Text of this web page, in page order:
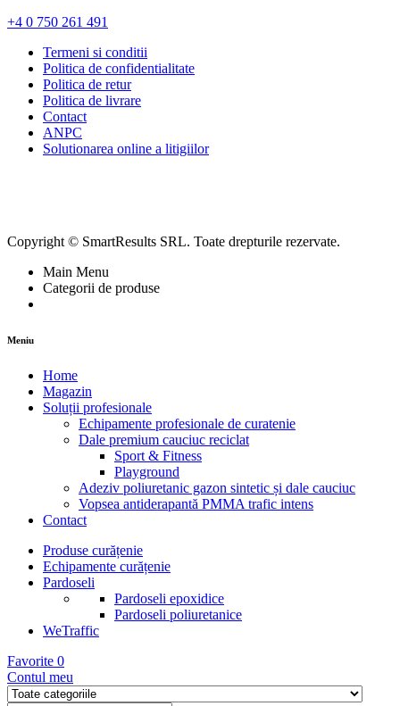
+4 0 750 261 491
Termeni si conditii
Politica de confidentialitate
Politica de retur
Politica de livrare
Contact
ANPC
Solutionarea online a litigiilor
Copyright © SmartResults SRL. Toate drepturile rezervate.
Main Menu
Categorii de produse
Meniu
Home
Magazin
Soluții profesionale
Echipamente profesionale de curatenie
Dale premium cauciuc reciclat
Sport & Fitness
Playground
Adeziv poliuretanic gazon sintetic și dale cauciuc
Vopsea antiderapantă PMMA trafic intens
Contact
Produse curățenie
Echipamente curățenie
Pardoseli
Pardoseli epoxidice
Pardoseli poliuretanice
WeTraffic
Favorite 0
Contul meu